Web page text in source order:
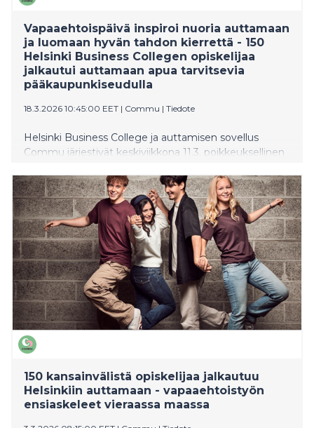
Vapaaehtoispäivä inspiroi nuoria auttamaan
ja luomaan hyvän tahdon kierrettä - 150
Helsinki Business Collegen opiskelijaa
jalkautui auttamaan apua tarvitsevia
pääkaupunkiseudulla
18.3.2026 10:45:00 EET | Commu | Tiedote
Helsinki Business College ja auttamisen sovellus
Commu järjestivät keskiviikkona 11.3. poikkeuksellinen
opiskelijaa osallistui vapaaehtoistoimintaan eri puolilla
pääkaupunkiseutua. Monille päivä oli heidän elämänsä
ensimmäinen kokemus vapaaehtoistyöstä, vieläpä
vieraassa maassa.
150 kansainvälistä opiskelijaa jalkautuu
Helsinkiin auttamaan - vapaaehtoistyön
ensiaskeleet vieraassa maassa